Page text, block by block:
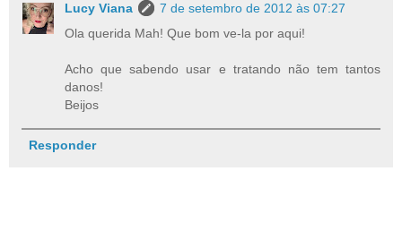
Lucy Viana
7 de setembro de 2012 às 07:27
Ola querida Mah! Que bom ve-la por aqui!
Acho que sabendo usar e tratando não tem tantos
danos!
Beijos
Responder